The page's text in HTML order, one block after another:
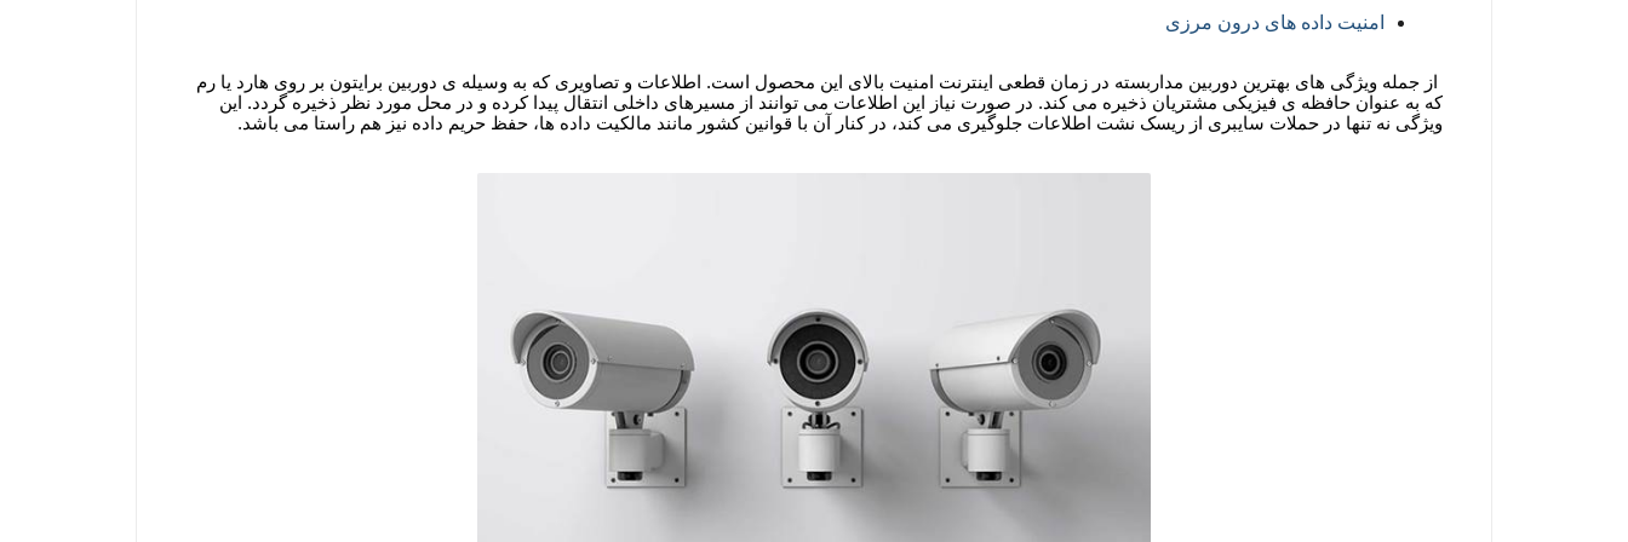
امنیت داده های درون مرزی
از جمله ویژگی های بهترین دوربین مداربسته در زمان قطعی اینترنت امنیت بالای این محصول است. اطلاعات و تصاویری که به وسیله ی دوربین برایتون بر روی هارد یا رم
که به عنوان حافظه ی فیزیکی مشتریان ذخیره می کند. در صورت نیاز این اطلاعات می توانند از مسیرهای داخلی انتقال پیدا کرده و در محل مورد نظر ذخیره گردد. این
ویژگی نه تنها در حملات سایبری از ریسک نشت اطلاعات جلوگیری می کند، در کنار آن با قوانین کشور مانند مالکیت داده ها، حفظ حریم داده نیز هم راستا می باشد.